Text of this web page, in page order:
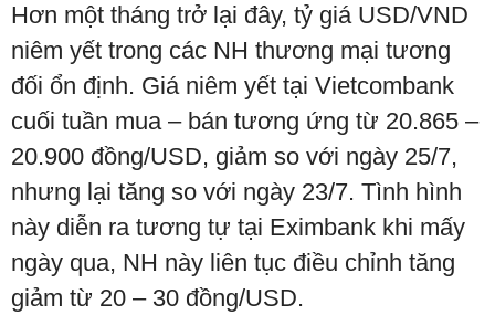
Hơn một tháng trở lại đây, tỷ giá USD/VND
niêm yết trong các NH thương mại tương
đối ổn định. Giá niêm yết tại Vietcombank
cuối tuần mua – bán tương ứng từ 20.865 –
20.900 đồng/USD, giảm so với ngày 25/7,
nhưng lại tăng so với ngày 23/7. Tình hình
này diễn ra tương tự tại Eximbank khi mấy
ngày qua, NH này liên tục điều chỉnh tăng
giảm từ 20 – 30 đồng/USD.